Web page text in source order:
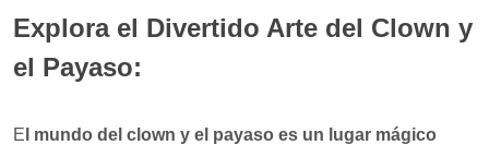
Explora el Divertido Arte del Clown y
el Payaso:
E l mundo del clown y el payaso es un lugar mágico